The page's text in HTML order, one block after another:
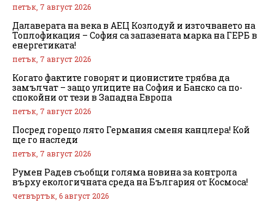
петък, 7 август 2026
Далаверата на века в АЕЦ Козлодуй и източването на
Топлофикация – София са запазената марка на ГЕРБ в
енергетиката!
петък, 7 август 2026
Когато фактите говорят и ционистите трябва да
замълчат – защо улиците на София и Банско са по-
спокойни от тези в Западна Европа
петък, 7 август 2026
Посред горещо лято Германия сменя канцлера! Кой
ще го наследи
петък, 7 август 2026
Румен Радев съобщи голяма новина за контрола
върху екологичната среда на България от Космоса!
четвъртък, 6 август 2026